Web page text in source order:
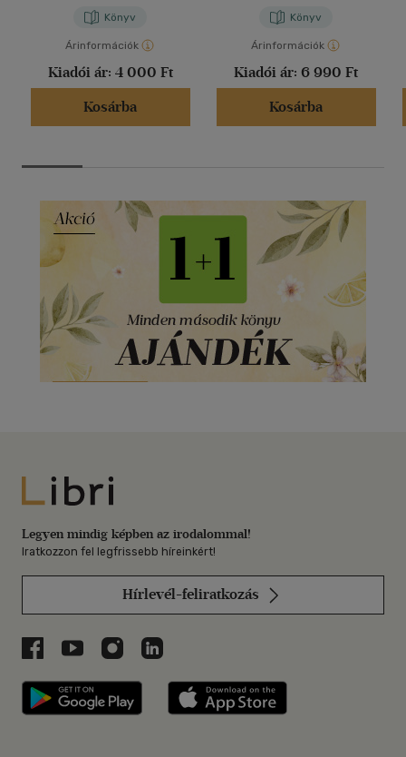
Könyv
Árinformációk
Kiadói ár: 4 000 Ft
Kosárba
Könyv
Árinformációk
Kiadói ár: 6 990 Ft
Kosárba
Libri
Legyen mindig képben az irodalommal!
Iratkozzon fel legfrissebb híreinkért!
Hírlevél-feliratkozás
Libri a Facebookon
Libri a Youtube-on
Libri az Instagramon
Libri a LinkedInen
Libri applikáció Szerezd meg: Google